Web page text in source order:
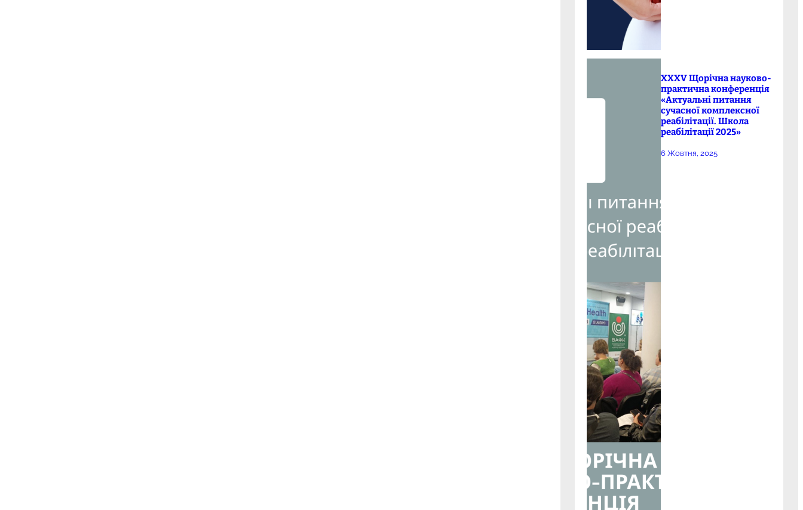
XXXV Щорічна науково-
практична конференція
«Актуальні питання
сучасної комплексної
реабілітації. Школа
реабілітації 2025»
6 Жовтня, 2025